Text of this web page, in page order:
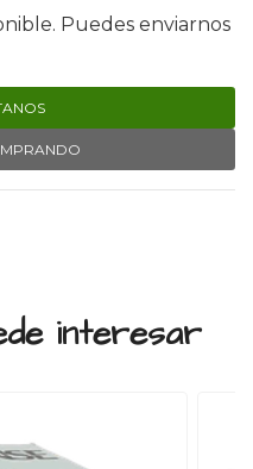
Puedes enviarnos
interesar